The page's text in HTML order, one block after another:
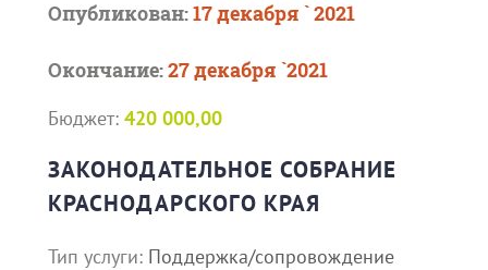
Опубликован:17 декабря ` 2021
Окончание:27 декабря `2021
Бюджет: 420 000,00
ЗАКОНОДАТЕЛЬНОЕ СОБРАНИЕ
КРАСНОДАРСКОГО КРАЯ
Тип услуги: Поддержка/сопровождение